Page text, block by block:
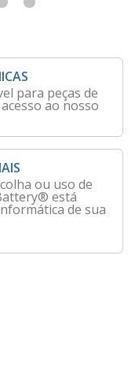
para peças de
ao nosso
ou uso de
está
de sua